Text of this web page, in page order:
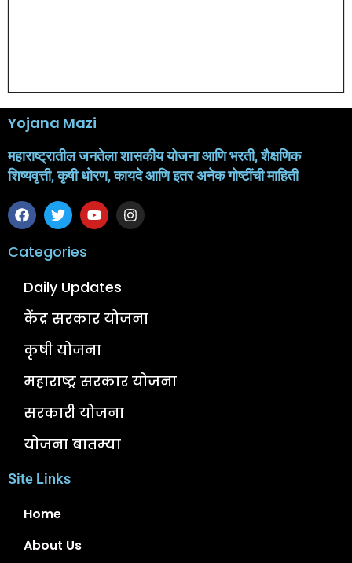
Yojana Mazi
महाराष्ट्रातील जनतेला शासकीय योजना आणि भरती, शैक्षणिक
शिष्यवृत्ती, कृषी धोरण, कायदे आणि इतर अनेक गोष्टींची माहिती
Categories
Daily Updates
केंद्र सरकार योजना
कृषी योजना
महाराष्ट्र सरकार योजना
सरकारी योजना
योजना बातम्या
Site Links
Home
About Us